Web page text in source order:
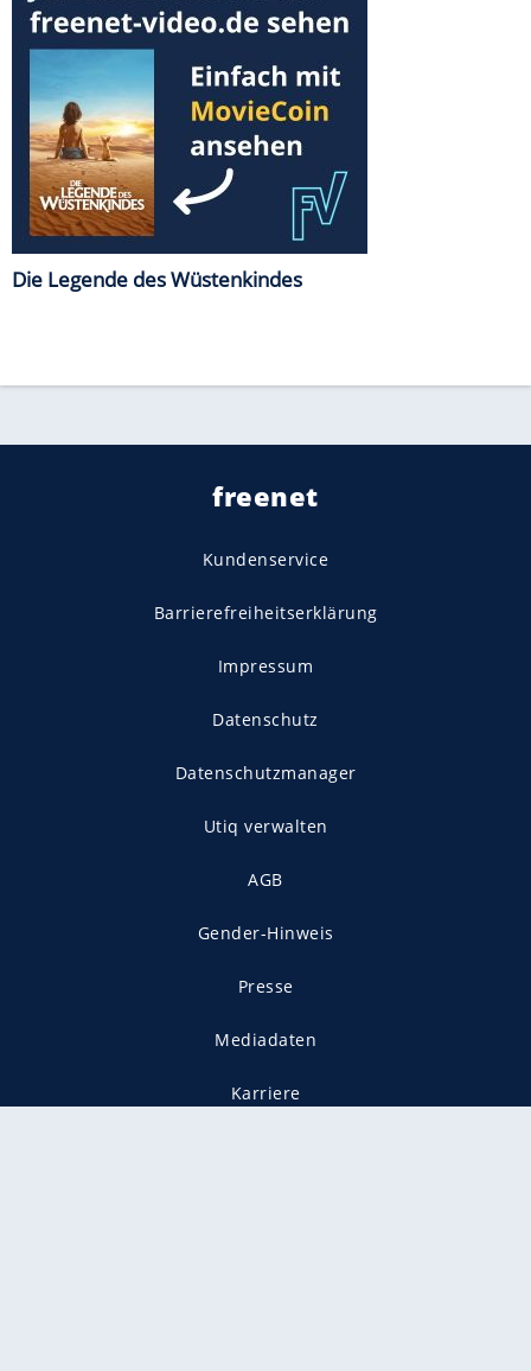
Die Legende des Wüstenkindes
freenet
Kundenservice
Barrierefreiheitserklärung
Impressum
Datenschutz
Datenschutzmanager
Utiq verwalten
AGB
Gender-Hinweis
Presse
Mediadaten
Karriere